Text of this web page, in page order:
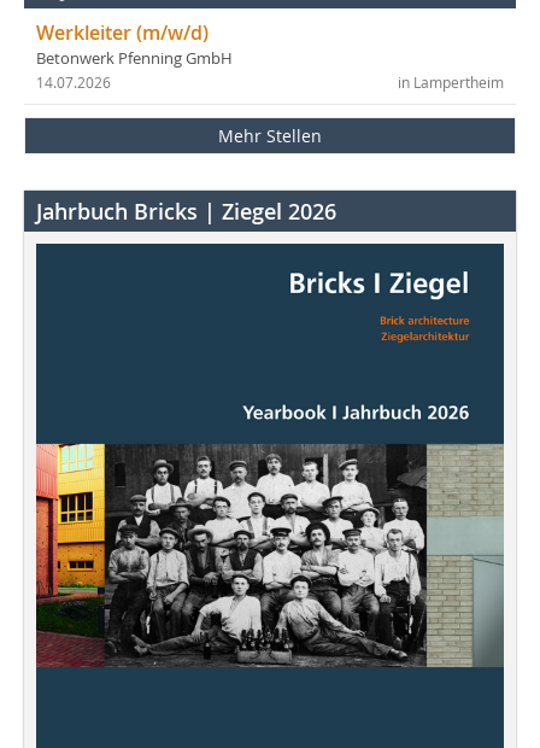
Werkleiter (m/w/d)
Betonwerk Pfenning GmbH
in Lampertheim
14.07.2026
Mehr Stellen
Jahrbuch Bricks | Ziegel 2026